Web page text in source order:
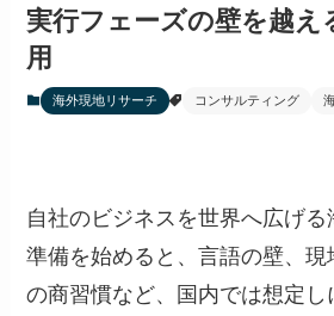
実行フェーズの壁を越え
用
海外現地リサーチ コンサルティング
自社のビジネスを世界へ広げる
準備を始めると、言語の壁、
の商習慣など、国内では想定